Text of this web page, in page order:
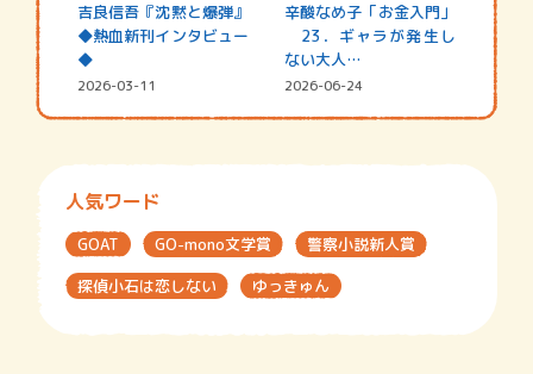
吉良信吾『沈黙と爆弾』
◆熱血新刊インタビュー
◆
2026-03-11
辛酸なめ子「お金入門」
23．ギャラが発生し
ない大人…
2026-06-24
人気ワード
GOAT GO-mono文学賞
警察小説新人賞
探偵小石は恋しない
ゆっきゅん